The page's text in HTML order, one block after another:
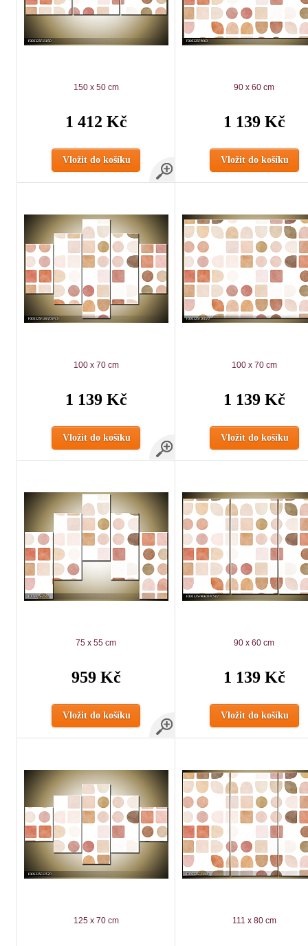
150 x 50 cm
1 412 Kč
Vložit do košíku
90 x 60 cm
1 139 Kč
Vložit do košíku
100 x 70 cm
1 139 Kč
Vložit do košíku
100 x 70 cm
1 139 Kč
Vložit do košíku
75 x 55 cm
959 Kč
Vložit do košíku
90 x 60 cm
1 139 Kč
Vložit do košíku
125 x 70 cm 111 x 80 cm